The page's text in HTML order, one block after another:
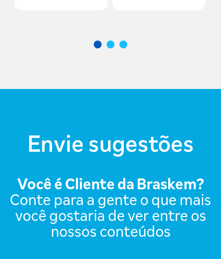
Envie sugestões
Você é Cliente da Braskem?
Conte para a gente o que mais
você gostaria de ver entre os
nossos conteúdos